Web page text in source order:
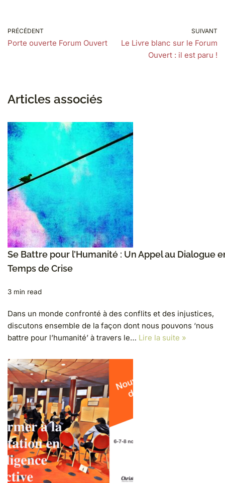
PRÉCÉDENT
Porte ouverte Forum Ouvert
SUIVANT
Le Livre blanc sur le Forum
Ouvert : il est paru !
Articles associés
Se Battre pour l’Humanité : Un Appel au Dialogue
Temps de Crise
3 min read
Dans un monde confronté à des conflits et des injustices,
discutons ensemble de la façon dont nous pouvons ‘nous
battre pour l’humanité’ à travers le… Lire la suite »